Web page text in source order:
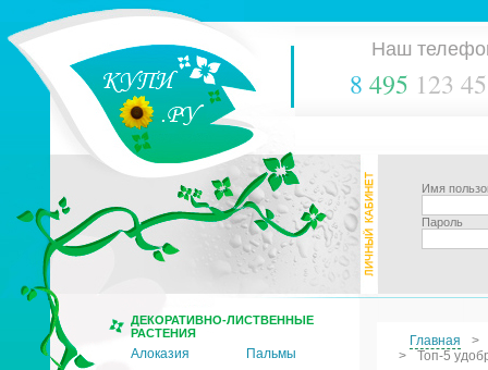
Наш
8 495 123
Имя
Пароль
ДЕКОРАТИВНО-ЛИСТВЕННЫЕ
РАСТЕНИЯ
Алоказия
Пальмы
Главная
Топ-5